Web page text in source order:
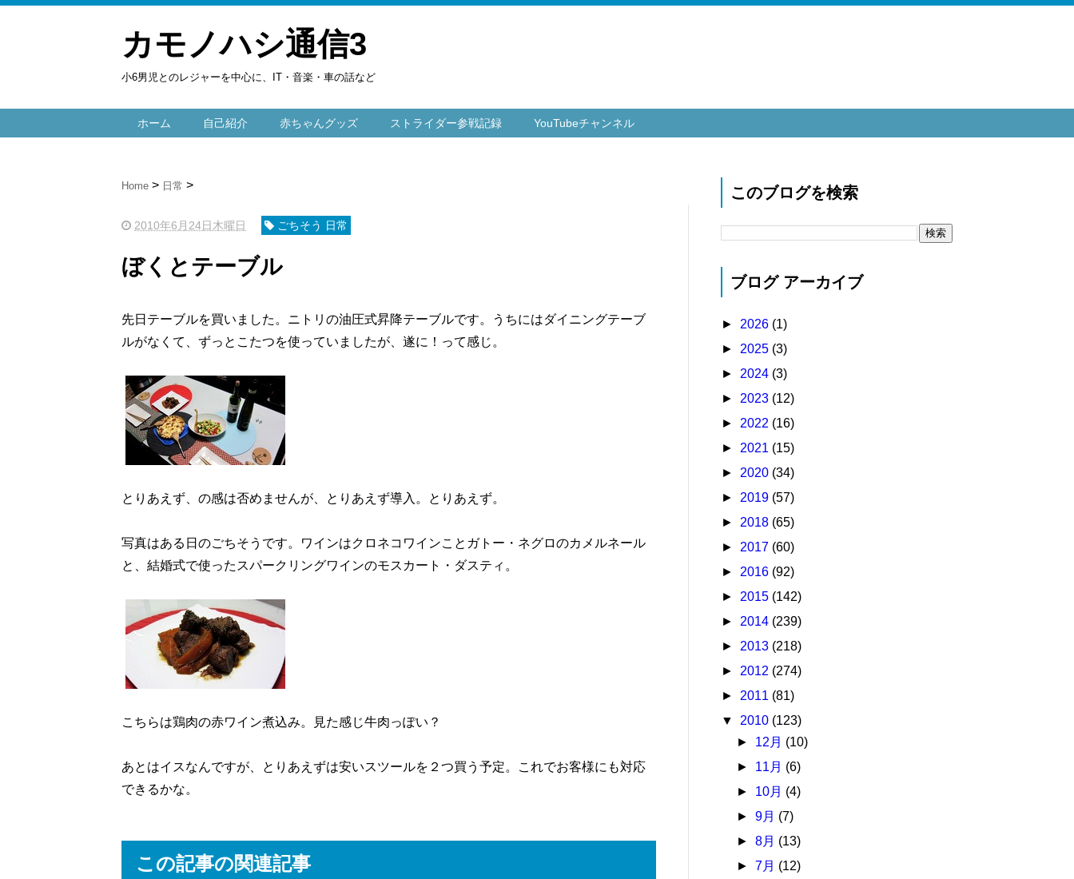
カモノハシ通信3
小6男児とのレジャーを中心に、IT・音楽・車の話など
ホーム 自己紹介 赤ちゃんグッズ ストライダー参戦記録 YouTubeチャンネル
Home 日常
2010年6月24日木曜日 ごちそう 日常
ぼくとテーブル
先日テーブルを買いました。ニトリの油圧式昇降テーブルです。うちにはダイニングテーブ
ルがなくて、ずっとこたつを使っていましたが、遂に！って感じ。
とりあえず、の感は否めませんが、とりあえず導入。とりあえず。
写真はある日のごちそうです。ワインはクロネコワインことガトー・ネグロのカメルネール
と、結婚式で使ったスパークリングワインのモスカート・ダスティ。
こちらは鶏肉の赤ワイン煮込み。見た感じ牛肉っぽい？
あとはイスなんですが、とりあえずは安いスツールを２つ買う予定。これでお客様にも対応
できるかな。
この記事の関連記事
このブログを検索
ブログ アーカイブ
► 2026 (1)
► 2025 (3)
► 2024 (3)
► 2023 (12)
► 2022 (16)
► 2021 (15)
► 2020 (34)
► 2019 (57)
► 2018 (65)
► 2017 (60)
► 2016 (92)
► 2015 (142)
► 2014 (239)
► 2013 (218)
► 2012 (274)
► 2011 (81)
▼ 2010 (123)
► 12月 (10)
► 11月 (6)
► 10月 (4)
►9月 (7)
►8月 (13)
►7月 (12)